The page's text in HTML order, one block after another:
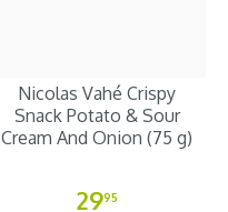
Nicolas Vahé Crispy
Snack Potato & Sour
Cream And Onion (75 g)
2995